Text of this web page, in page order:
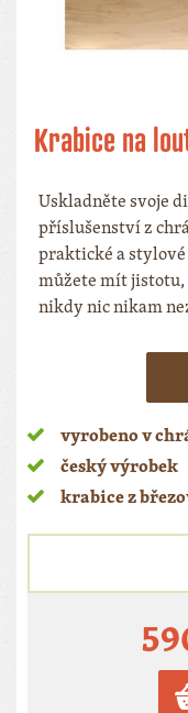
Krabice na
Uskladněte svoje
příslušenství z
praktické a
můžete mít jistotu,
nikdy nic nikam
vyrobeno v
český výrobek
krabice z